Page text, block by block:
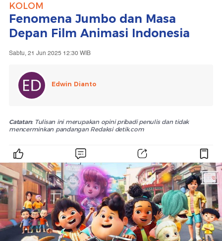
KOLOM
Fenomena Jumbo dan Masa
Depan Film Animasi Indonesia
Sabtu, 21 Jun 2025 12:30 WIB
Edwin Dianto
Catatan:Tulisan ini merupakan opini pribadi penulis dan tidak
mencerminkan pandangan Redaksi detik.com